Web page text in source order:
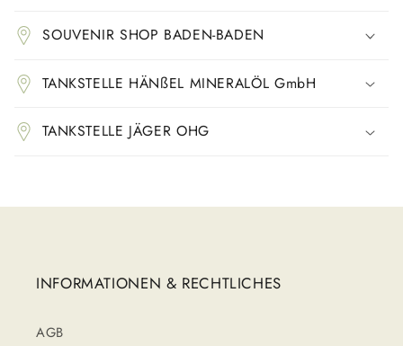
SOUVENIR SHOP BADEN-BADEN
TANKSTELLE HÄNßEL MINERALÖL GmbH
TANKSTELLE JÄGER OHG
INFORMATIONEN & RECHTLICHES
AGB